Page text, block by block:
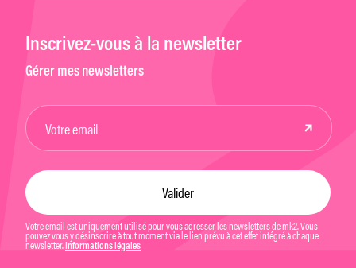
Inscrivez-vous à la newsletter
Gérer mes newsletters
Votre email est uniquement utilisé pour vous adresser les newsletters de mk2. Vous
pouvez vous y désinscrire à tout moment via le lien prévu à cet effet intégré à chaque
newsletter. Informations légales